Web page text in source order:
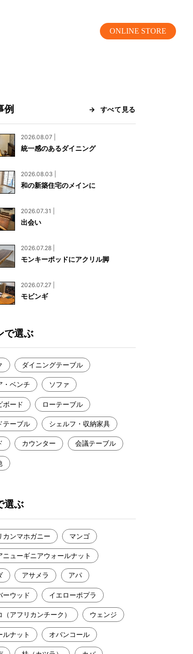
ONLINE STORE
よくあるご質問
お問い合わせ
資料請求
工務店様・設計会社様向けお問い合わせ
一枚板買い取りに関して
例 すべて見る
2026.08.07 |
統一感のあるダイニング
2026.08.03 |
和の新築住宅のメインに
2026.07.31 |
出会い
2026.07.28 |
モンキーポッドにアクリル脚
2026.07.27 |
モビンギ
で選ぶ
ダイニングテーブル
・ベンチ ソファ
ボード ローテーブル
テーブル シェルフ・収納家具
カウンター 会議テーブル
選ぶ
カンマホガニー マンゴ
ニューギニアウォールナット
アサメラ アパ
ーウッド イエローポプラ
（アフリカンチーク） ウェンジ
ルナット オバンコール